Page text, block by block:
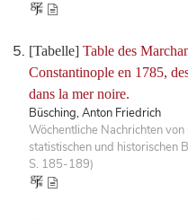
[Tabelle] Table des
Constantinople en 1785,
dans la mer noire.
Büsching, Anton Friedrich
Wöchentliche Nachrichten
statistischen und historischen
S. 185-189)